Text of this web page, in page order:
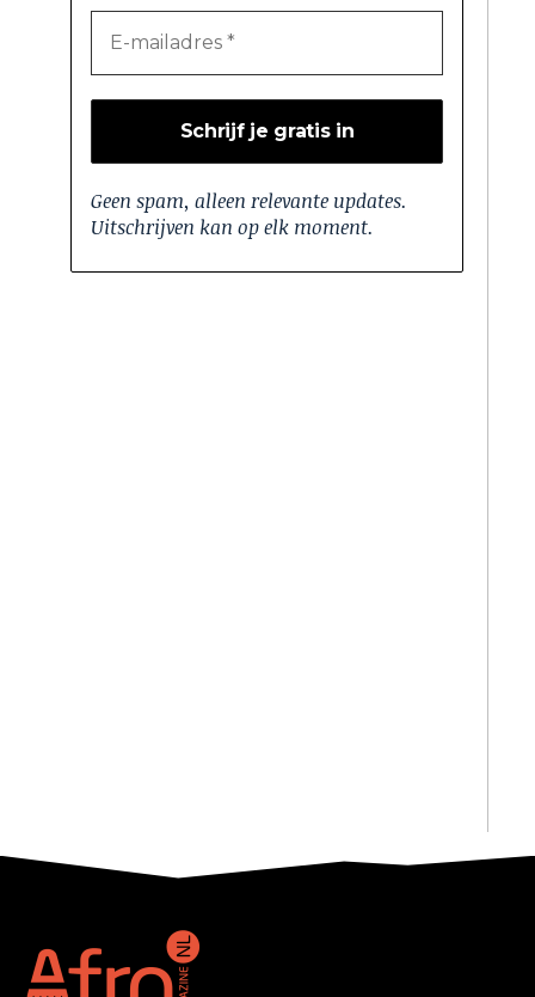
Geen spam, alleen relevante updates.
Uitschrijven kan op elk moment.